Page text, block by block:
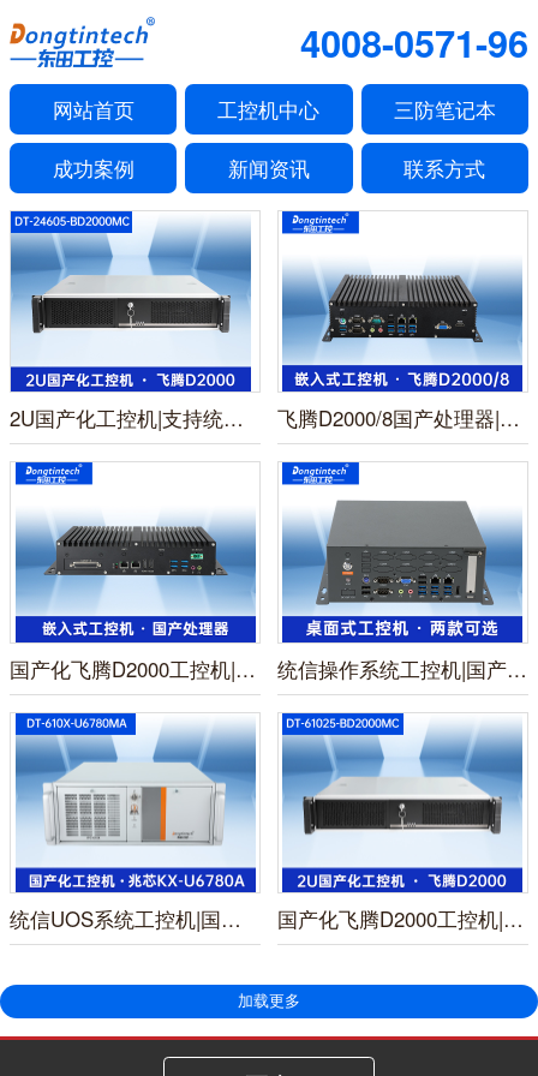
4008-0571-96
网站首页 工控机中心 三防笔记本
成功案例 新闻资讯 联系方式
2U国产化工控机|支持统信操作系统|DT-24605-BD2000MC 飞腾D2000/8国产处理器|安全可控麒麟系统工控主机|DTB-3082-D2000
国产化飞腾D2000工控机|UOS统信系统工控主机|DTB-3080K-D2K 统信操作系统工控机|国产化桌面式工业主机|DTB-2105S-B678AMC
统信UOS系统工控机|国产化兆芯KX-U6780A CPU工控主机|DT-610X-U6780MA 国产化飞腾D2000工控机|统信UOS操作系统工控电脑|DT-61025-BD2000MC
加载更多